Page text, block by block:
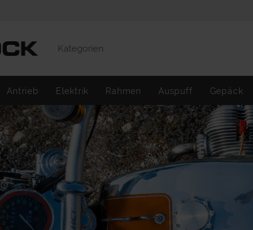
Kategorien
Antrieb Elektrik Rahmen Auspuff Gepäck